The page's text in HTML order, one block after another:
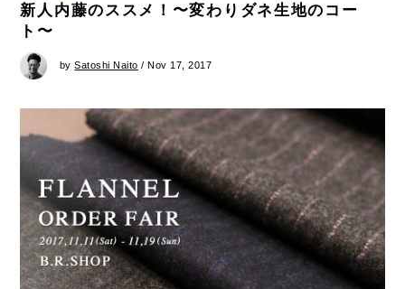
新人内藤のススメ！〜変わりダネ生地のコー
ト〜
bySatoshi Naito / Nov 17, 2017